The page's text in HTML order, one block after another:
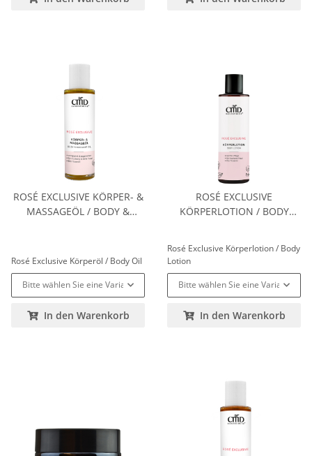
ROSÉ EXCLUSIVE KÖRPER- &
MASSAGEÖL / BODY &
Rosé Exclusive Körperöl / Body Oil
Bitte wählen Sie eine Variation.
In den Warenkorb
ROSÉ EXCLUSIVE
KÖRPERLOTION / BODY
Rosé Exclusive Körperlotion / Body
Lotion
Bitte wählen Sie eine Variation.
In den Warenkorb